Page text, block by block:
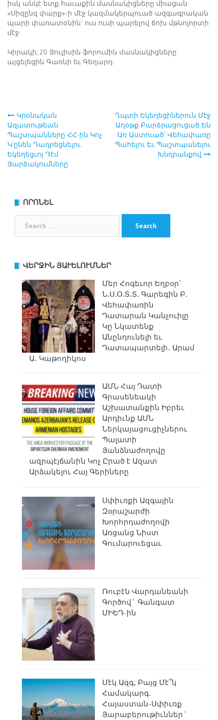
իսկ անկէ ետք հաւաքին մասնակիցները միացան
«Սիզընզ փարք»-ի մէջ կազմակերպուած ազգագրական
պարի փառատօնին` ուս ուսի պարելով ճոխ մթնոլորտի
մէջ:
Կիրակի, 20 Յուլիսին ֆորումին մասնակիցները
այցելեցին Գառնի եւ Գեղարդ:
Post
navigation
Կրօնական
Ազատութեան
Պաշտպանները ՀՀ-ին Կոչ
Կ՝ընեն Դադրեցնելու
Եկեղեցւոյ Դէմ
Յարձակումները
Ղպտի Եկեղեցիներուն Մէջ
Աղօթք Բարձրացուցած Են
Առ Աստուած՝ Վեհափառը
Պահելու Եւ Պաշտպանելու
Խնդրանքով
ՈՐՈՆԵԼ
ՎԵՐՋԻՆ ՅԱՒԵԼՈՒՄՆԵՐ
Մեր Հոգեւոր Եղբօր՝
Ն.Ս.Օ.Տ.Տ. Գարեգին Բ.
Վեհափառին
Դատարան Կանչուիլը
Կը Նկատենք
Անընդունելի եւ
Դատապարտելի․ Արամ
Ա․ Կաթողիկոս
ԱՄՆ Հայ Դատի
Գրասենեակի
Աշխատանքին Իբրեւ
Արդիւնք ԱՄՆ
Ներկայացուցիչներու
Պալատի
Յանձնաժողովը
ազրպէյճանին Կոչ Ըրած է Ազատ
Արձակելու Հայ Գերիները
Սփիւռքի Ազգային
Զօրաշարժի
Խորհրդաժողովի
Առցանց Նիստ
Գումարուեցաւ
Ռուբէն Վարդանեանի
Գործով` Գանգատ
ՄԻԵԴ-ին
Մէկ Ազգ, Բայց Մէ՞կ
Համակարգ.
Հայաստան-Սփիւռք
Յարաբերութիւններ`